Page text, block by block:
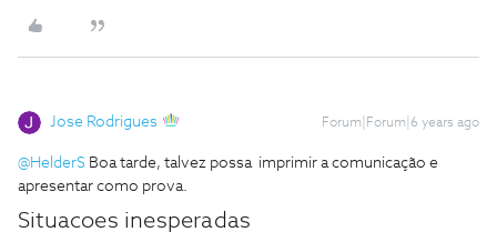
Jose Rodrigues Forum|Forum|6 years ago
@HelderS Boa tarde, talvez possa imprimir a comunicação e
apresentar como prova.
Situacoes inesperadas